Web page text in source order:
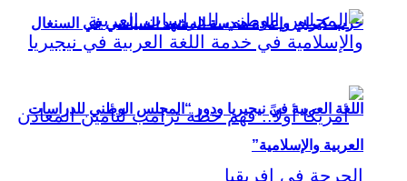
حزب كيراي وإعادة هندسة المشهد السياسي في السنغال
اللغة العربية في نيجيريا ودور “المجلس الوطني للدراسات
العربية والإسلامية”